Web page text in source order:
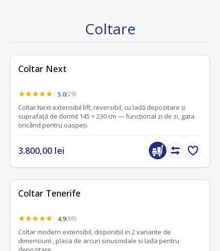
Coltare
Coltar Next
5.0(29)
Coltar Next extensibil lift, reversibil, cu ladă depozitare și
suprafață de dormit 145 × 230 cm — funcțional zi de zi, gata
oricând pentru oaspeți.
3.800,00 lei
Coltar Tenerife
4.9(69)
Coltar modern extensibil, disponibil in 2 variante de
dimensiuni , plasa de arcuri sinusoidale si lada pentru